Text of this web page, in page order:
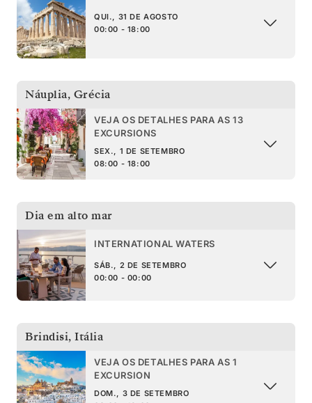
QUI., 31 DE AGOSTO
00:00 - 18:00
Náuplia, Grécia
VEJA OS DETALHES PARA AS 13
EXCURSIONS
SEX., 1 DE SETEMBRO
08:00 - 18:00
Dia em alto mar
INTERNATIONAL WATERS
SÁB., 2 DE SETEMBRO
00:00 - 00:00
Brindisi, Itália
VEJA OS DETALHES PARA AS 1
EXCURSION
DOM., 3 DE SETEMBRO